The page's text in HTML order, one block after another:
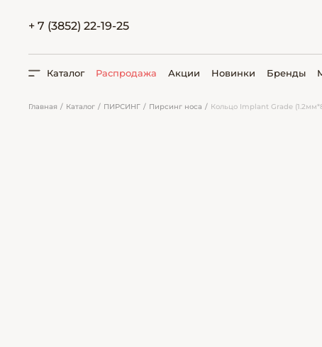
+ 7 (3852) 22-19-25
Каталог Распродажа Акции Новинки Бренды
Главная Каталог ПИРСИНГ Пирсинг носа Кольцо Implant Grade